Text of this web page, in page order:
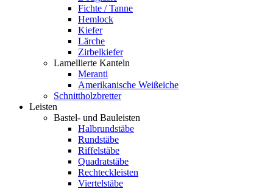
Fichte / Tanne
Hemlock
Kiefer
Lärche
Zirbelkiefer
Lamellierte Kanteln
Meranti
Amerikanische Weißeiche
Schnittholzbretter
Leisten
Bastel- und Bauleisten
Halbrundstäbe
Rundstäbe
Riffelstäbe
Quadratstäbe
Rechteckleisten
Viertelstäbe